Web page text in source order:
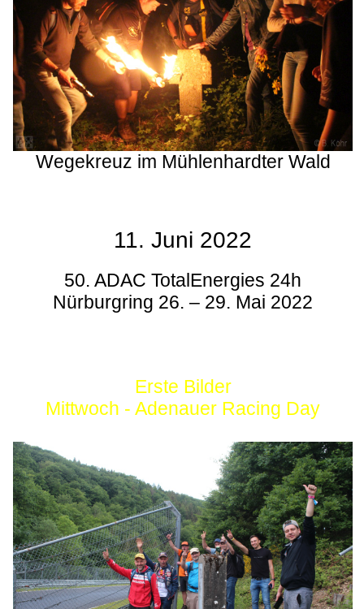
Wegekreuz im Mühlenhardter Wald
11. Juni 2022
50. ADAC TotalEnergies 24h
Nürburgring 26. – 29. Mai 2022
Erste Bilder
Mittwoch - Adenauer Racing Day